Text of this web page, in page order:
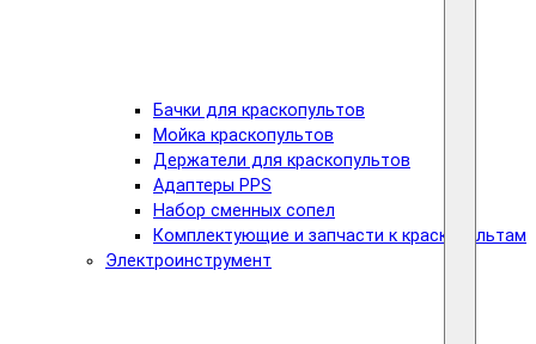
Бачки для краскопультов
Мойка краскопультов
Держатели для краскопультов
Адаптеры PPS
Набор сменных сопел
Комплектующие и запчасти к краскопультам
Электроинструмент